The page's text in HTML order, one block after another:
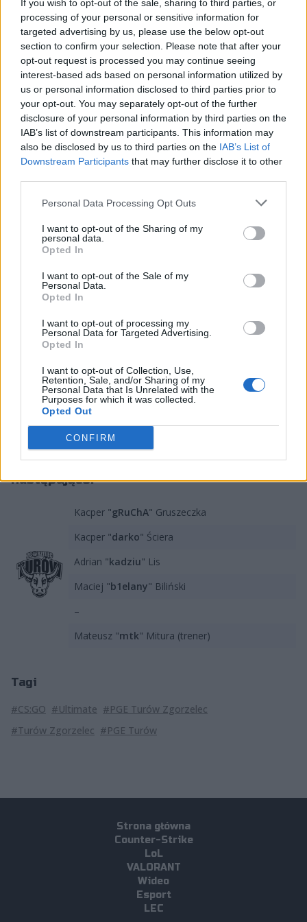
If you wish to opt-out of the sale, sharing to third parties, or
processing of your personal or sensitive information for
targeted advertising by us, please use the below opt-out
section to confirm your selection. Please note that after your
opt-out request is processed you may continue seeing
interest-based ads based on personal information utilized by
us or personal information disclosed to third parties prior to
your opt-out. You may separately opt-out of the further
disclosure of your personal information by third parties on the
IAB’s list of downstream participants. This information may
also be disclosed by us to third parties on the IAB’s List of
Downstream Participants that may further disclose it to other
Personal Data Processing Opt Outs
I want to opt-out of the Sharing of my
personal data.
Opted In
I want to opt-out of the Sale of my
Personal Data.
Opted In
I want to opt-out of processing my
Personal Data for Targeted Advertising.
Opted In
I want to opt-out of Collection, Use,
Retention, Sale, and/or Sharing of my
Personal Data that Is Unrelated with the
Purposes for which it was collected.
Opted Out
CONFIRM
Kraken i x-kom AGO, a także udział w Pasha Gaming
Camp. Jeżeli zaś chodzi o dotychczasowego
pracodawcę, to spisywał się on w jego barwach
naprawdę dobrze i odegrał ogromną rolę przy
niespodziewanym sukcesie, jakim był triumf w
pierwszym splicie PGE Dywizji Mistrzowskiej PLE. W
kolejnej części sezonu jego ekipa nie radziła sobie
jednak już tak dobrze i do ostatnich chwil nie było
pewności, czy w ogóle awansuje do play-offów splitu
drugiego. Ostatecznie udało się to dopiero rzutem na
"ultimate" Tomkowiak. Rolandzie, dziękujemy Ci za
ostatnie pół roku w czarno-zielonym Stadzie. Był to
w dalszej karierze i mamy nadzieję, że niedługo
spotkamy się na serwerze!
oficjalnym komunikacie organizacji. A to wszystko w
momencie, gdy gracze zgorzeleckiego klubu rozpoczną
dziś meczem z GGP Clanem fazę pucharową PLE. Co
szczególnie interesujące, w potrzebie podopiecznych
Mateusza "mtk" Mitury wesprze niespodziewany gość
– miejsce ultimate'a awaryjnie zajmie znany z AGO,
Virtus.pro czy Wisły All in! Games Kraków, a obecnie
związany z Entropiq Michał "snatchie" Rudzki.
Skład PGE Turowa Zgorzelec prezentuje się
następująco:
Kacper "gRuChA" Gruszeczka
Kacper "darko" Ściera
Adrian "kadziu" Lis
Maciej "b1elany" Biliński
–
Mateusz "mtk" Mitura (trener)
Tagi
#CS:GO #Ultimate #PGE Turów Zgorzelec
#Turów Zgorzelec #PGE Turów
Strona główna
Counter-Strike
LoL
VALORANT
Wideo
Esport
LEC